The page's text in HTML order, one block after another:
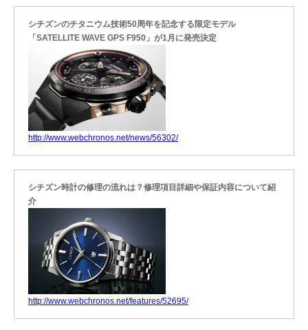
シチズンのチタニウム技術50周年を記念する限定モデル
「SATELLITE WAVE GPS F950」が1月に発売決定
http://www.webchronos.net/news/56302/
シチズン時計の修理の流れは？修理項目詳細や保証内容について紹
介
http://www.webchronos.net/features/52695/